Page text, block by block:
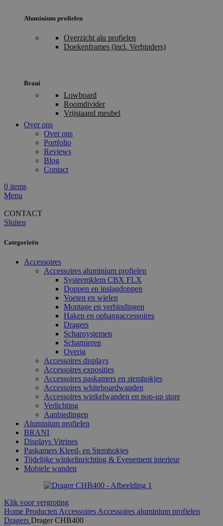
Aluminium profielen
Overzicht alu profielen
Doekenframes (incl. Verbinders)
Brani
Lowboard
Roomdivider
Vrijstaand meubel
Over ons
Over ons
Portfolio
Reviews
Blog
Contact
0 items
Menu
CONTACT
Sluiten
Categorieën
Accessoires
Accessoires aluminium profielen
Systeemklem CBX FLX
Doppen en inslagdoppen
Voeten en wielen
Montage en verbindingen
Haken en ophangaccessoires
Dragers
Schapsystemen
Scharnieren
Overig
Accessoires displays
Accessoires exposities
Accessoires paskamers en stemhokjes
Accessoires whiteboardwanden
Accessoires winkelwanden en pop-up store
Verlichting
Aanbiedingen
Aluminium profielen
BRANI
Displays Vitrines
Paskamers Kleed- en Stemhokjes
Tijdelijke winkelinrichting & Evenement interieur
Mobiele wanden
Klik voor vergroting
Home Producten Accessoires Accessoires aluminium profielen
Dragers Drager CHB400